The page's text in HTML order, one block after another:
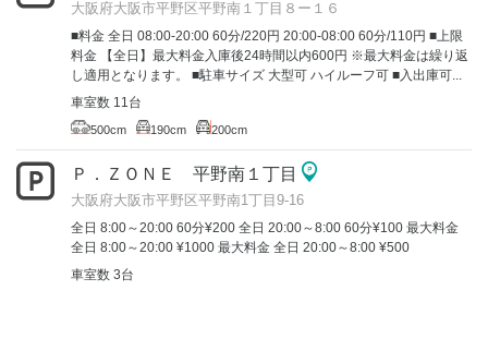
大阪府大阪市平野区平野南１丁目８ー１６
■料金 全日 08:00-20:00 60分/220円 20:00-08:00 60分/110円 ■上限
料金 【全日】最大料金入庫後24時間以内600円 ※最大料金は繰り返
し適用となります。 ■駐車サイズ 大型可 ハイルーフ可 ■入出庫可...
車室数 11台
500cm 190cm 200cm
Ｐ．ＺＯＮＥ 平野南１丁目
大阪府大阪市平野区平野南1丁目9-16
全日 8:00～20:00 60分¥200 全日 20:00～8:00 60分¥100 最大料金
全日 8:00～20:00 ¥1000 最大料金 全日 20:00～8:00 ¥500
車室数 3台